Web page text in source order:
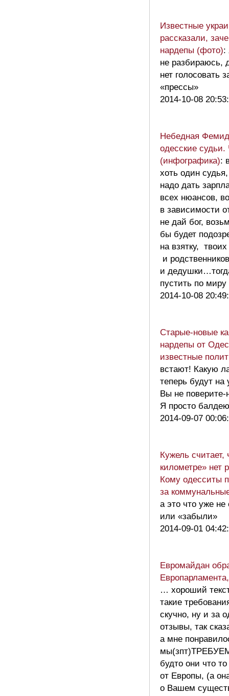
Известные
рассказали,
нардепы (фото):
не разбираюсь,
нет голосовать
«прессы»
2014-10-08
Небедная
одесские судьи.
(инфографика):
хоть один
надо дать
всех нюансов,
в зависимости
не дай бог,
бы будет
на взятку,
и
и
пустить по
2014-10-08
Старые-новые
нардепы от
известные
встают! Какую
теперь будут на
Вы не поверите-
Я просто
2014-09-07
Кужель считает,
километре» нет
Кому одесситы
за
а это что уже не
или «забыли»
2014-09-01
Евромайдан
… хороший
такие
скучно, ну и за
отзывы, так
а мне
будто они что
от Европы, (а
о Вашем